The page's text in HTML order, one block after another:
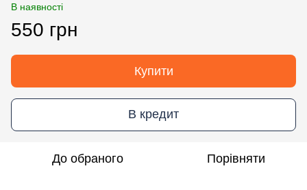
В наявності
550 грн
Купити
В кредит
До обраного Порівняти